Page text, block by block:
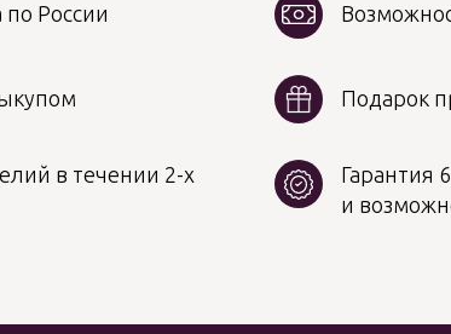
в течении 2-х
Гарантия
и
России
Подарок